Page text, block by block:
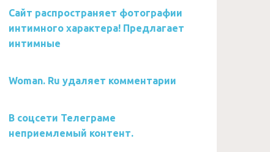
Сайт распространяет фотографии
интимного характера! Предлагает
интимные
Woman. Ru удаляет комментарии
В соцсети Телеграме
неприемлемый контент.